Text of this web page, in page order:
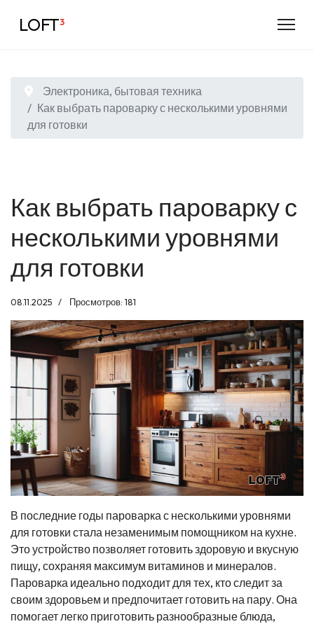
LOFT³
Электроника, бытовая техника
Как выбрать пароварку с несколькими уровнями
для готовки
Как выбрать пароварку с
несколькими уровнями
для готовки
08.11.2025 Просмотров: 181
В последние годы пароварка с несколькими уровнями
для готовки стала незаменимым помощником на кухне.
Это устройство позволяет готовить здоровую и вкусную
пищу, сохраняя максимум витаминов и минералов.
Пароварка идеально подходит для тех, кто следит за
своим здоровьем и предпочитает готовить на пару. Она
помогает легко приготовить разнообразные блюда,